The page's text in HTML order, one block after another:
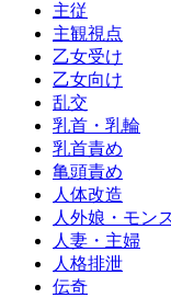
主従
主観視点
乙女受け
乙女向け
乱交
乳首・乳輪
乳首責め
亀頭責め
人体改造
人外娘・モン
人妻・主婦
人格排泄
伝奇